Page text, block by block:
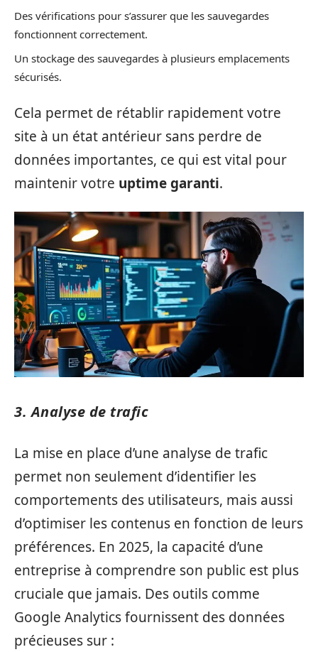
Des vérifications pour s’assurer que les sauvegardes
fonctionnent correctement.
Un stockage des sauvegardes à plusieurs emplacements
sécurisés.
Cela permet de rétablir rapidement votre
site à un état antérieur sans perdre de
données importantes, ce qui est vital pour
maintenir votre uptime garanti.
3. Analyse de trafic
La mise en place d’une analyse de trafic
permet non seulement d’identifier les
comportements des utilisateurs, mais aussi
d’optimiser les contenus en fonction de leurs
préférences. En 2025, la capacité d’une
entreprise à comprendre son public est plus
cruciale que jamais. Des outils comme
Google Analytics fournissent des données
précieuses sur :